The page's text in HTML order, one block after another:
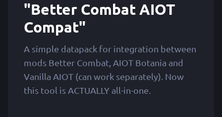
"Better Combat AIOT
Compat"
A simple datapack for integration between
mods Better Combat, AIOT Botania and
Vanilla AIOT (can work separately). Now
this tool is ACTUALLY all-in-one.